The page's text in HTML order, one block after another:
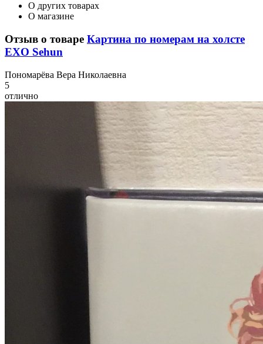
О других товарах
О магазине
Отзыв о товаре Картина по номерам на холсте
EXO Sehun
Пономарёва Вера Николаевна
5
отлично